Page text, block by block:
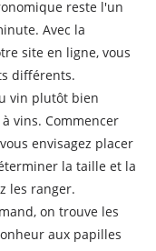
reste l'un
Avec la
site en ligne, vous
différents.
vin plutôt bien
vins. Commencer
envisagez placer
la taille et la
les ranger.
on trouve les
aux papilles